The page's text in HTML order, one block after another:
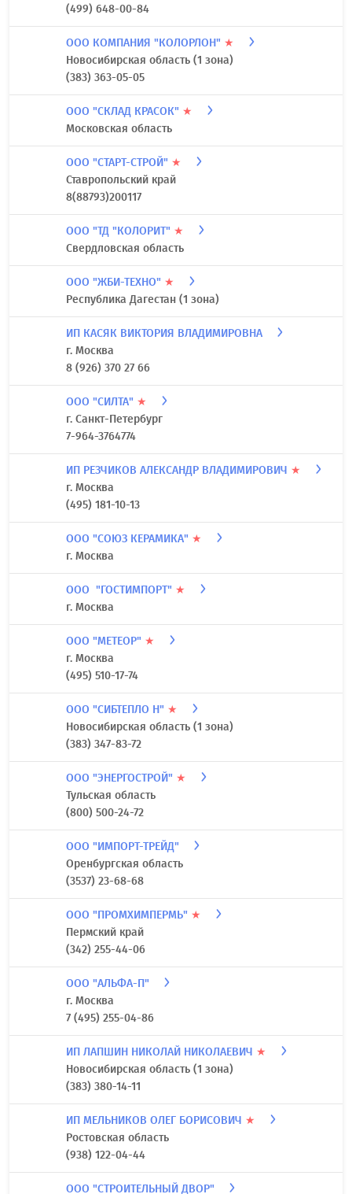
(499) 648-00-84
ООО КОМПАНИЯ "КОЛОРЛОН" ★
Новосибирская область (1 зона)
(383) 363-05-05
ООО "СКЛАД КРАСОК" ★
Московская область
ООО "СТАРТ-СТРОЙ" ★
Ставропольский край
8(88793)200117
ООО "ТД "КОЛОРИТ" ★
Свердловская область
ООО "ЖБИ-ТЕХНО" ★
Республика Дагестан (1 зона)
ИП КАСЯК ВИКТОРИЯ ВЛАДИМИРОВНА
г. Москва
8 (926) 370 27 66
ООО "СИЛТА" ★
г. Санкт-Петербург
7-964-3764774
ИП РЕЗЧИКОВ АЛЕКСАНДР ВЛАДИМИРОВИЧ ★
г. Москва
(495) 181-10-13
ООО "СОЮЗ КЕРАМИКА" ★
г. Москва
ООО "ГОСТИМПОРТ" ★
г. Москва
ООО "МЕТЕОР" ★
г. Москва
(495) 510-17-74
ООО "СИБТЕПЛО Н" ★
Новосибирская область (1 зона)
(383) 347-83-72
ООО "ЭНЕРГОСТРОЙ" ★
Тульская область
(800) 500-24-72
ООО "ИМПОРТ-ТРЕЙД"
Оренбургская область
(3537) 23-68-68
ООО "ПРОМХИМПЕРМЬ" ★
Пермский край
(342) 255-44-06
ООО "АЛЬФА-П"
г. Москва
7 (495) 255-04-86
ИП ЛАПШИН НИКОЛАЙ НИКОЛАЕВИЧ ★
Новосибирская область (1 зона)
(383) 380-14-11
ИП МЕЛЬНИКОВ ОЛЕГ БОРИСОВИЧ ★
Ростовская область
(938) 122-04-44
ООО "СТРОИТЕЛЬНЫЙ ДВОР"